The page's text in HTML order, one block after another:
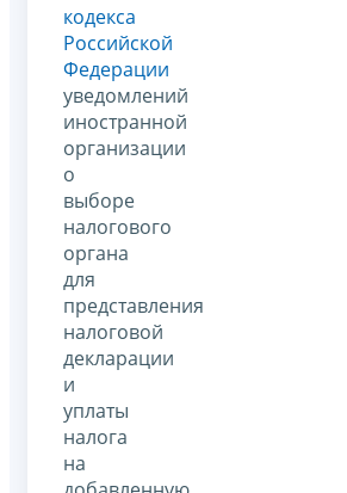
кодекса
Российской
Федерации
уведомлений
иностранной
организации
о
выборе
налогового
органа
для
представления
налоговой
декларации
и
уплаты
налога
на